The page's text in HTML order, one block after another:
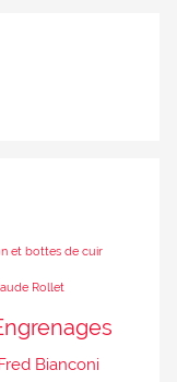
et bottes de cuir
Rollet
Bianconi